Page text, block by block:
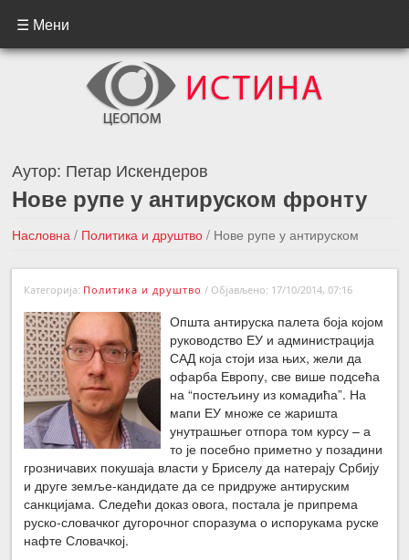
☰ Мени
Аутор: Петар Искендеров
Нове рупе у антируском фронту
Насловна / Политика и друштво / Нове рупе у антируском
фронту
←Претходна вест
Следећа вест →
Категорија: Политика и друштво / Објављено: 17/10/2014, 07:16
Општа антируска палета боја којом
руководство ЕУ и администрација
САД која стоји иза њих, жели да
офарба Европу, све више подсећа
на “постељину из комадића”. На
мапи ЕУ множе се жаришта
унутрашњег отпора том курсу – а
то је посебно приметно у позадини
грозничавих покушаја власти у Бриселу да натерају Србију
и друге земље-кандидате да се придруже антируским
санкцијама. Следећи доказ овога, постала је припрема
руско-словачког дугорочног споразума о испорукама руске
нафте Словачкој.